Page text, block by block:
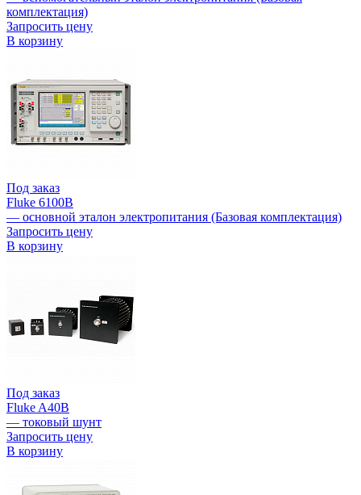
комплектация)
Запросить цену
В корзину
Под заказ
Fluke 6100B
— основной эталон электропитания (Базовая комплектация)
Запросить цену
В корзину
Под заказ
Fluke A40B
— токовый шунт
Запросить цену
В корзину